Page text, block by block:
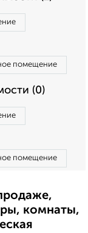
помещение
(0)
помещение
комнаты,